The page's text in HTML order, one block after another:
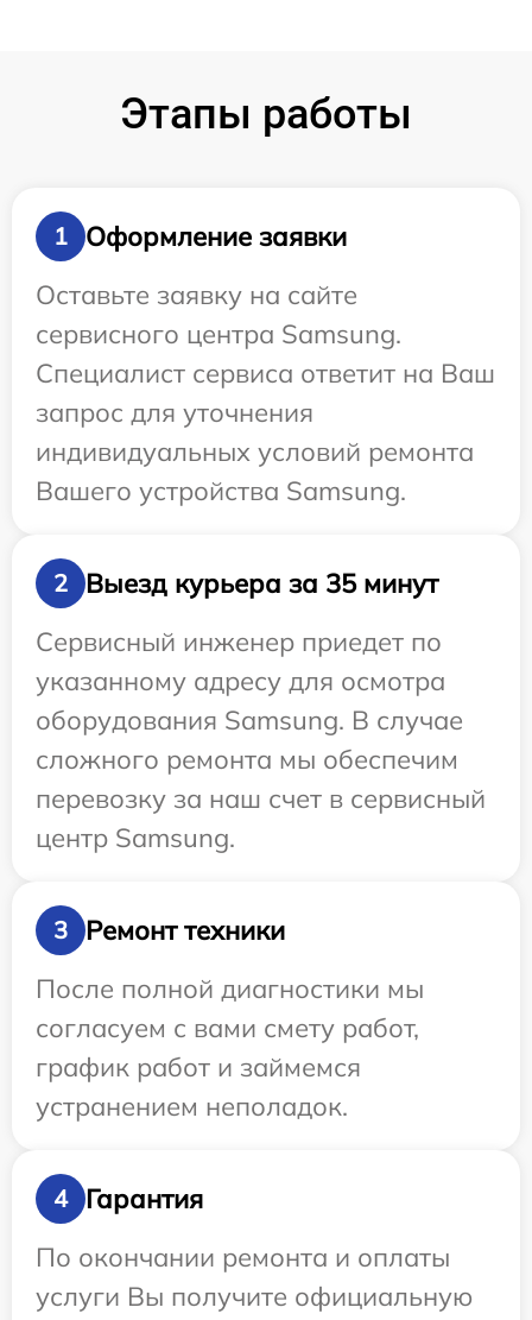
Этапы работы
1
Оформление заявки
Оставьте заявку на сайте
сервисного центра Samsung.
Специалист сервиса ответит на Ваш
запрос для уточнения
индивидуальных условий ремонта
Вашего устройства Samsung.
2
Выезд курьера за 35 минут
Сервисный инженер приедет по
указанному адресу для осмотра
оборудования Samsung. В случае
сложного ремонта мы обеспечим
перевозку за наш счет в сервисный
центр Samsung.
3
Ремонт техники
После полной диагностики мы
согласуем с вами смету работ,
график работ и займемся
устранением неполадок.
4
Гарантия
По окончании ремонта и оплаты
услуги Вы получите официальную